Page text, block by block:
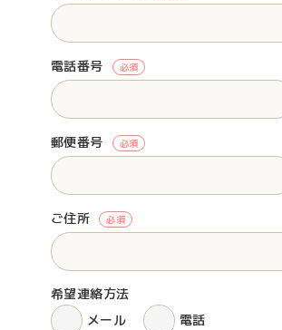
電話番号 必須
郵便番号 必須
ご住所 必須
希望連絡方法
メール
電話